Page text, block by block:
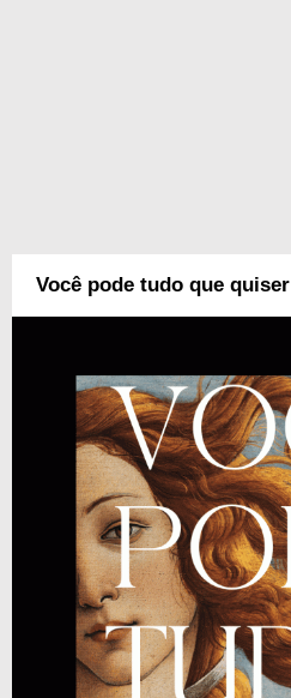
Você pode tudo que quiser